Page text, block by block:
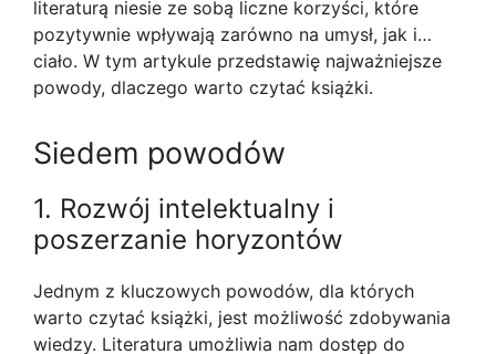
literaturą niesie ze sobą liczne korzyści, które
pozytywnie wpływają zarówno na umysł, jak i…
ciało. W tym artykule przedstawię najważniejsze
powody, dlaczego warto czytać książki.
Siedem powodów
1. Rozwój intelektualny i
poszerzanie horyzontów
Jednym z kluczowych powodów, dla których
warto czytać książki, jest możliwość zdobywania
wiedzy. Literatura umożliwia nam dostęp do